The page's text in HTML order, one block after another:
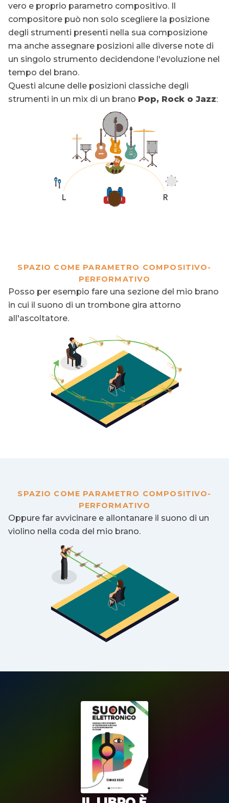
vero e proprio parametro compositivo. Il
compositore può non solo scegliere la posizione
degli strumenti presenti nella sua composizione
ma anche assegnare posizioni alle diverse note di
un singolo strumento decidendone l'evoluzione nel
tempo del brano.
Questi alcune delle posizioni classiche degli
strumenti in un mix di un brano Pop, Rock o Jazz:
SPAZIO COME PARAMETRO COMPOSITIVO-
PERFORMATIVO
Posso per esempio fare una sezione del mio brano
in cui il suono di un trombone gira attorno
all'ascoltatore.
SPAZIO COME PARAMETRO COMPOSITIVO-
PERFORMATIVO
Oppure far avvicinare e allontanare il suono di un
violino nella coda del mio brano.